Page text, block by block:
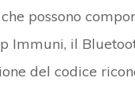
possono
Immuni, il
del codice